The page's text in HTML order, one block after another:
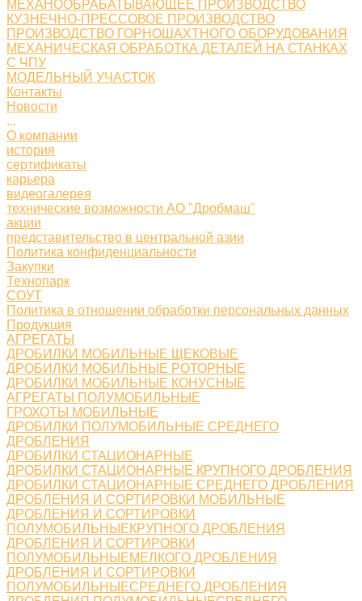
МЕХАНООБРАБАТЫВАЮЩЕЕ ПРОИЗВОДСТВО
КУЗНЕЧНО-ПРЕССОВОЕ ПРОИЗВОДСТВО
ПРОИЗВОДСТВО ГОРНОШАХТНОГО ОБОРУДОВАНИЯ
МЕХАНИЧЕСКАЯ ОБРАБОТКА ДЕТАЛЕЙ НА СТАНКАХ
С ЧПУ
МОДЕЛЬНЫЙ УЧАСТОК
Контакты
Новости
...
О компании
история
сертификаты
карьера
видеогалерея
технические возможности АО "Дробмаш"
акции
представительство в центральной азии
Политика конфиденциальности
Закупки
Технопарк
СОУТ
Политика в отношении обработки персональных данных
Продукция
АГРЕГАТЫ
ДРОБИЛКИ МОБИЛЬНЫЕ ЩЕКОВЫЕ
ДРОБИЛКИ МОБИЛЬНЫЕ РОТОРНЫЕ
ДРОБИЛКИ МОБИЛЬНЫЕ КОНУСНЫЕ
АГРЕГАТЫ ПОЛУМОБИЛЬНЫЕ
ГРОХОТЫ МОБИЛЬНЫЕ
ДРОБИЛКИ ПОЛУМОБИЛЬНЫЕ СРЕДНЕГО
ДРОБЛЕНИЯ
ДРОБИЛКИ СТАЦИОНАРНЫЕ
ДРОБИЛКИ СТАЦИОНАРНЫЕ КРУПНОГО ДРОБЛЕНИЯ
ДРОБИЛКИ СТАЦИОНАРНЫЕ СРЕДНЕГО ДРОБЛЕНИЯ
ДРОБЛЕНИЯ И СОРТИРОВКИ МОБИЛЬНЫЕ
ДРОБЛЕНИЯ И СОРТИРОВКИ
ПОЛУМОБИЛЬНЫЕКРУПНОГО ДРОБЛЕНИЯ
ДРОБЛЕНИЯ И СОРТИРОВКИ
ПОЛУМОБИЛЬНЫЕМЕЛКОГО ДРОБЛЕНИЯ
ДРОБЛЕНИЯ И СОРТИРОВКИ
ПОЛУМОБИЛЬНЫЕСРЕДНЕГО ДРОБЛЕНИЯ